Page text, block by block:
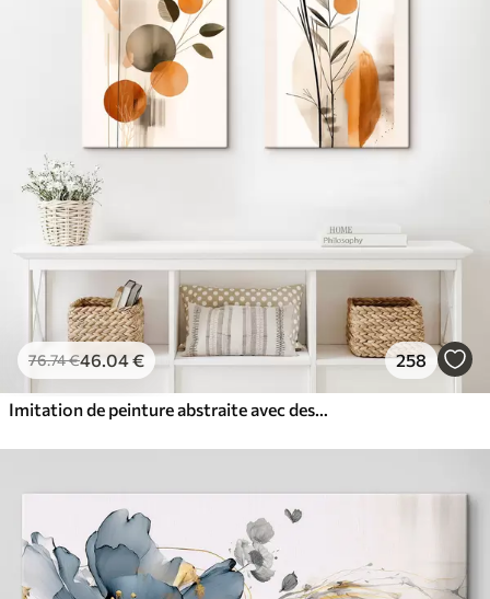
76.74€46.04€ 258
Imitation de peinture abstraite avec des cercles orange et gris, des feuilles et des branches, style moderne, effet aquarelle